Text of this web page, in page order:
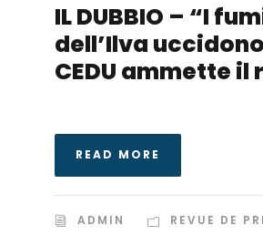
IL DUBBIO – “I
dell’Ilva
CEDU ammette il
READ MORE
ADMIN REVUE DE